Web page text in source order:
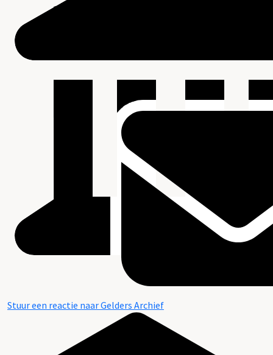
Stuur een reactie naar Gelders Archief